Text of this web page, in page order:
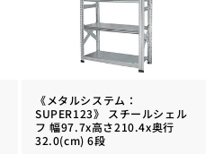
《メタルシステム：
SUPER123》 スチールシェル
フ 幅97.7x高さ210.4x奥行
32.0(cm) 6段